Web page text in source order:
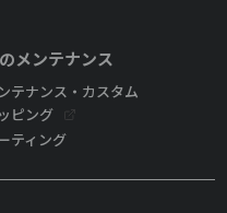
メンテナンス
テナンス・カスタム
ピング
ティング